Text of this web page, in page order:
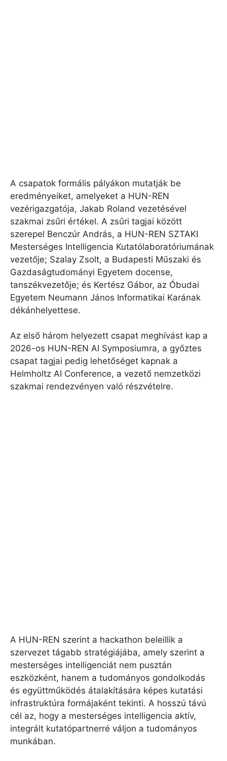
A csapatok formális pályákon mutatják be
eredményeiket, amelyeket a HUN-REN
vezérigazgatója, Jakab Roland vezetésével
szakmai zsűri értékel. A zsűri tagjai között
szerepel Benczúr András, a HUN-REN SZTAKI
Mesterséges Intelligencia Kutatólaboratóriumának
vezetője; Szalay Zsolt, a Budapesti Műszaki és
Gazdaságtudományi Egyetem docense,
tanszékvezetője; és Kertész Gábor, az Óbudai
Egyetem Neumann János Informatikai Karának
dékánhelyettese.
Az első három helyezett csapat meghívást kap a
2026-os HUN-REN AI Symposiumra, a győztes
csapat tagjai pedig lehetőséget kapnak a
Helmholtz AI Conference, a vezető nemzetközi
szakmai rendezvényen való részvételre.
A HUN-REN szerint a hackathon beleillik a
szervezet tágabb stratégiájába, amely szerint a
mesterséges intelligenciát nem pusztán
eszközként, hanem a tudományos gondolkodás
és együttműködés átalakítására képes kutatási
infrastruktúra formájaként tekinti. A hosszú távú
cél az, hogy a mesterséges intelligencia aktív,
integrált kutatópartnerré váljon a tudományos
munkában.